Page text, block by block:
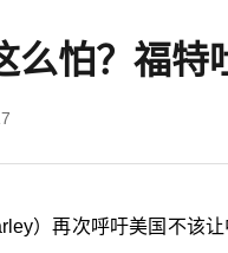
么怕？福特
）再次呼吁美国不该